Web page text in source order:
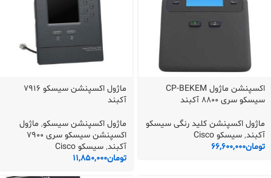
اکسپنشن ماژول CP-BEKEM
سیسکو سری 8800 آکبند
ماژول اکسپنشن کلید رنگی سیسکو
آکبند, سیسکو Cisco
تومان66,600,000
ماژول اکسپنشن سیسکو 7916
آکبند
ماژول اکسپنشن سیسکو, ماژول
اکسپنشن سیسکو سری 7900
آکبند, سیسکو Cisco
تومان11,850,000